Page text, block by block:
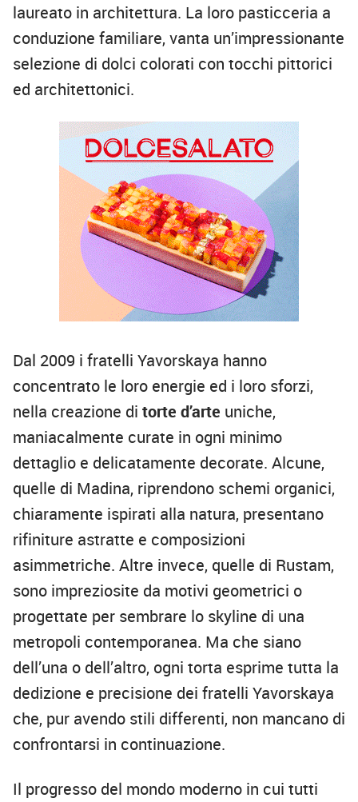
laureato in architettura. La loro pasticceria a
conduzione familiare, vanta un’impressionante
selezione di dolci colorati con tocchi pittorici
ed architettonici.
Dal 2009 i fratelli Yavorskaya hanno
concentrato le loro energie ed i loro sforzi,
nella creazione di torte d’arte uniche,
maniacalmente curate in ogni minimo
dettaglio e delicatamente decorate. Alcune,
quelle di Madina, riprendono schemi organici,
chiaramente ispirati alla natura, presentano
rifiniture astratte e composizioni
asimmetriche. Altre invece, quelle di Rustam,
sono impreziosite da motivi geometrici o
progettate per sembrare lo skyline di una
metropoli contemporanea. Ma che siano
dell’una o dell’altro, ogni torta esprime tutta la
dedizione e precisione dei fratelli Yavorskaya
che, pur avendo stili differenti, non mancano di
confrontarsi in continuazione.
Il progresso del mondo moderno in cui tutti